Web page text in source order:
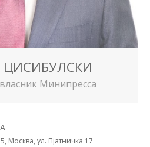
Минипресса
Москва, ул. Пјатничка 17